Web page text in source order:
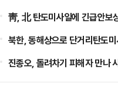
靑, 北 탄도미사일에 긴급안보
북한, 동해상으로 단거리탄도
진종오, 돌려차기 피해자 만나